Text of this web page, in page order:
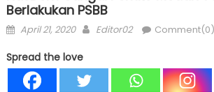
Berlakukan PSBB
Posted
April 21, 2020 Author
Editor02 Comment(0)
Spread the love